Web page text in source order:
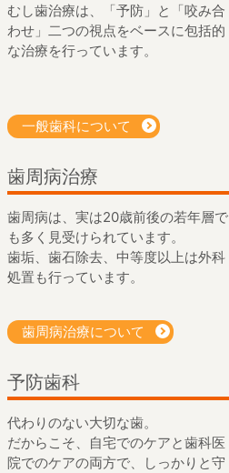
むし歯治療は、「予防」と「咬み合
わせ」二つの視点をベースに包括的
な治療を行っています。
一般歯科について
歯周病治療
歯周病は、実は20歳前後の若年層で
も多く見受けられています。
歯垢、歯石除去、中等度以上は外科
処置も行っています。
歯周病治療について
予防歯科
代わりのない大切な歯。
だからこそ、自宅でのケアと歯科医
院でのケアの両方で、しっかりと守